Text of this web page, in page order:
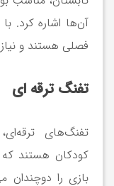
آن‌ها اشاره کرد.
فصلی هستند و
تفنگ ترقه ای
تفنگ‌های
کودکان هستند که
بازی را دوچندان